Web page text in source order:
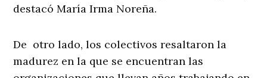
destacó María Irma Noreña.
De otro lado, los colectivos resaltaron la
madurez en la que se encuentran las